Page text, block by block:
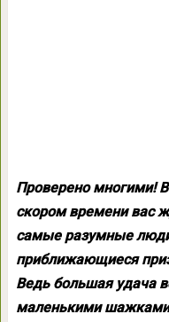
Проверено многими!
скором времени вас
самые разумные
приближающиеся
Ведь большая удача
маленькими